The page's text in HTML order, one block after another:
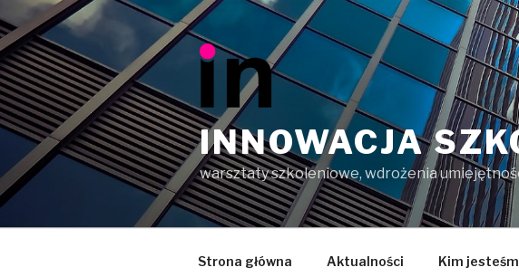
Przeskocz
do
treści
INNOWACJA
warsztaty szkoleniowe, wdrożenia
Strona główna Aktualności Kim